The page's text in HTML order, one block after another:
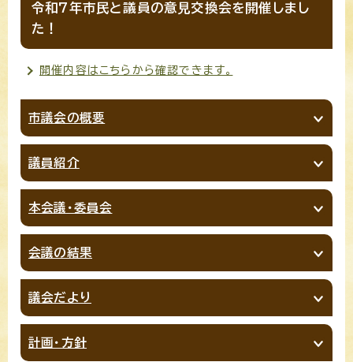
令和7年市民と議員の意見交換会を開催しまし
た！
開催内容はこちらから確認できます。
市議会の概要
議員紹介
本会議・委員会
会議の結果
議会だより
計画・方針